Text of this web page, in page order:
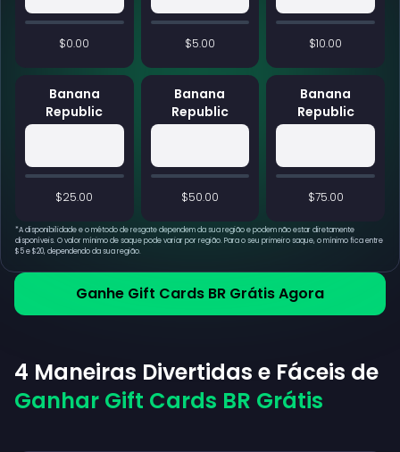
Ganhe Gift Cards BR Grátis Agora
$0.00 $5.00 $10.00
Banana
Republic
$25.00
Banana
Republic
$50.00
Banana
Republic
$75.00
*A disponibilidade e o método de resgate dependem da sua região e podem não estar diretamente
disponíveis. O valor mínimo de saque pode variar por região. Para o seu primeiro saque, o mínimo fica entre
$5 e $20, dependendo da sua região.
4 Maneiras Divertidas e Fáceis de
Ganhar Gift Cards BR Grátis